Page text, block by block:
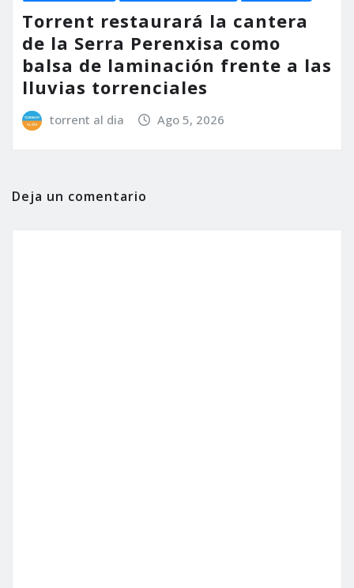
Torrent restaurará la cantera
de la Serra Perenxisa como
balsa de laminación frente a las
lluvias torrenciales
torrent al dia Ago 5, 2026
Deja un comentario